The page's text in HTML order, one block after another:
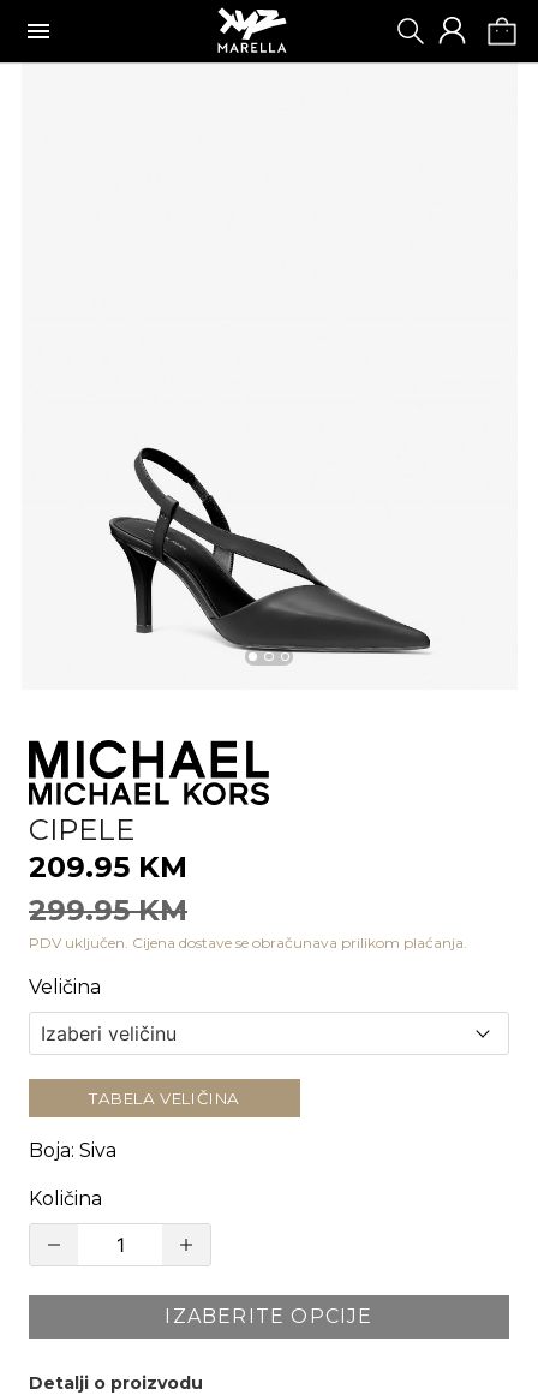
CIPELE
209.95 KM
299.95 KM
PDV uključen. Cijena dostave se obračunava prilikom plaćanja.
Veličina
TABELA VELIČINA
Boja: Siva
Količina
IZABERITE OPCIJE
Detalji o proizvodu